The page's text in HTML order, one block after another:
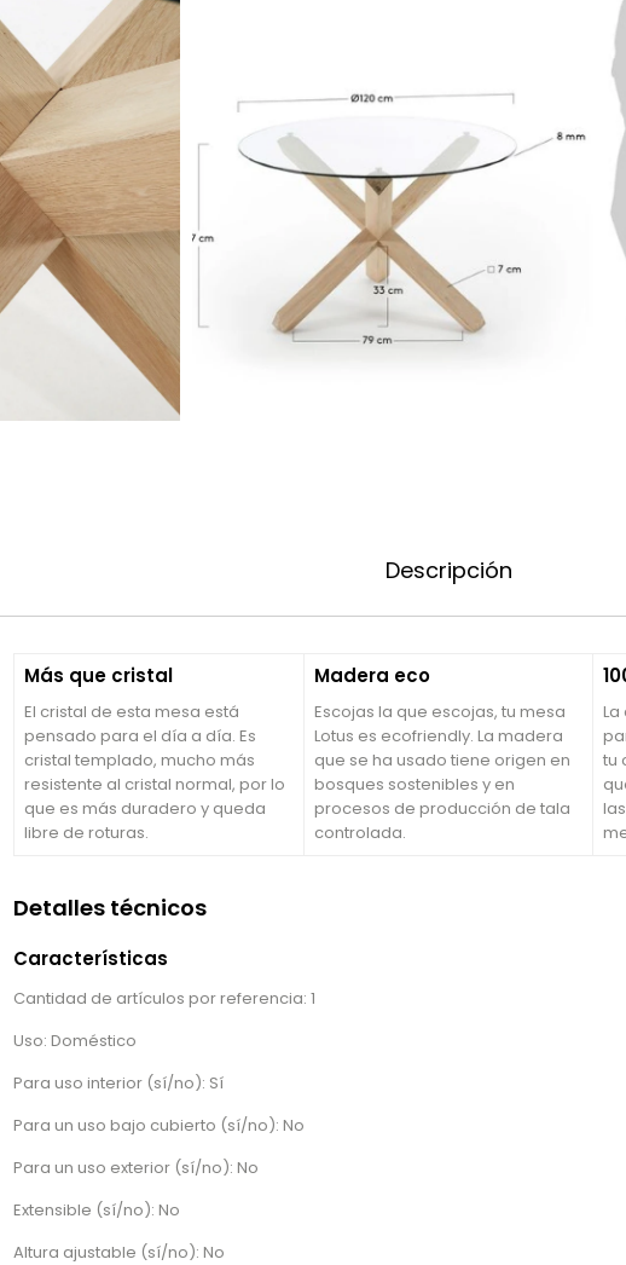
Descripción
Más que cristal
El cristal de esta mesa está
pensado para el día a día. Es
cristal templado, mucho más
resistente al cristal normal, por lo
que es más duradero y queda
libre de roturas.
Madera eco
Escojas la que escojas, tu mesa
Lotus es ecofriendly. La madera
que se ha usado tiene origen en
bosques sostenibles y en
procesos de producción de tala
controlada.
tu
Detalles técnicos
Características
Cantidad de artículos por referencia: 1
Uso: Doméstico
Para uso interior (sí/no): Sí
Para un uso bajo cubierto (sí/no): No
Para un uso exterior (sí/no): No
Extensible (sí/no): No
Altura ajustable (sí/no): No